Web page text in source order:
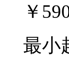
￥
最小